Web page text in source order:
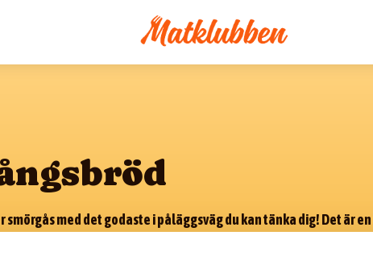
smörgås med det godaste i påläggsväg du kan tänka dig! Det är
utmärkt att baka ditt eget landgångsbröd, både mer